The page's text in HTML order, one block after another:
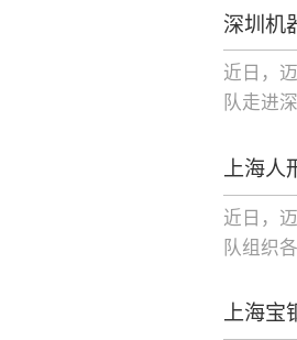
深圳机
近日，
队走进
上海
近日，
队组织
上海